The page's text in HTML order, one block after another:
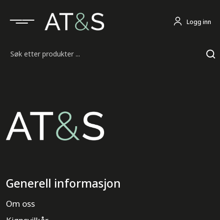
Logg inn
Generell informasjon
Om oss